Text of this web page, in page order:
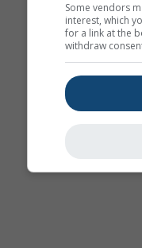
Some vendors
interest, which
for a link at the
withdraw